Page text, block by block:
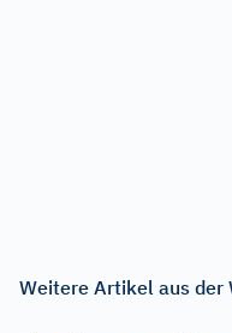
Weitere Artikel aus der